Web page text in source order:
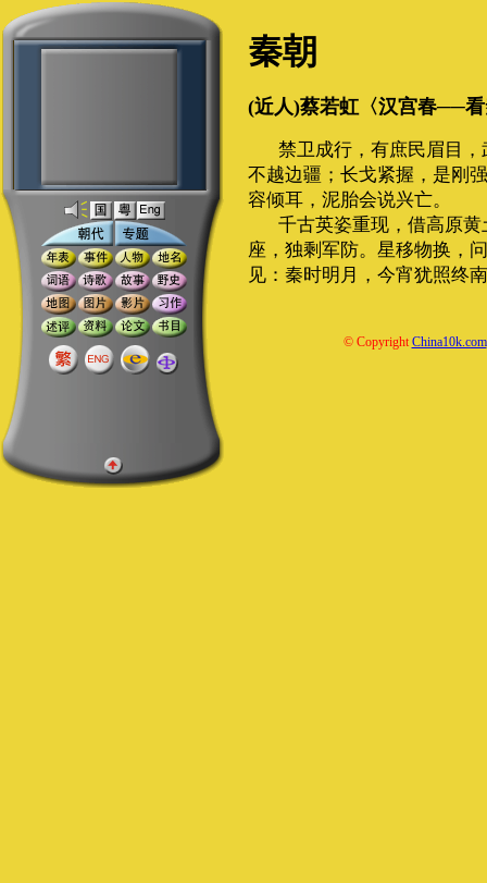
秦朝
(近人)蔡若虹〈汉宫春──
禁卫成行，有庶民眉目
不越边疆；长戈紧握，是刚
容倾耳，泥胎会说兴亡。
千古英姿重现，借高原
座，独剩军防。星移物换，
见：秦时明月，今宵犹照终
© CopyrightChina10k.com